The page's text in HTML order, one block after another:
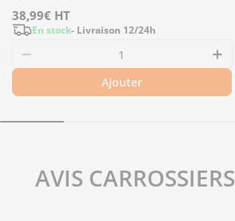
Prix
régulier
38,99€ HT
En stock- Livraison 12/24h
Ajouter
AVIS CARROSSIERS